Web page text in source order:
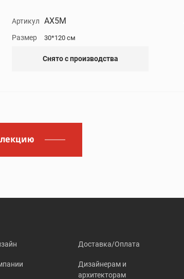
Артикул AX5M
Размер 30*120 см
Снято с производства
Доставка/Оплата
Дизайнерам и
архитекторам